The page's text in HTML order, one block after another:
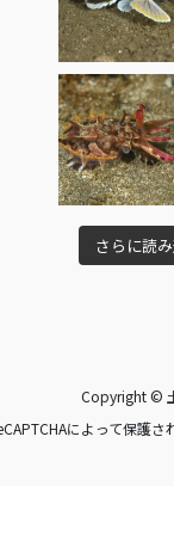
さらに読
Copyright ©
によって保護